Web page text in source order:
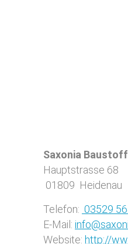
Saxonia
Hauptstrasse 68
01809 Heidenau
Telefon: 03529
E-Mail:
Website: http://